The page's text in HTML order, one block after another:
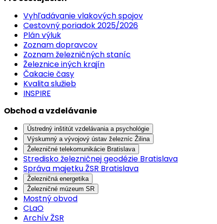
Vyhľadávanie vlakových spojov
Cestovný poriadok 2025/2026
Plán výluk
Zoznam dopravcov
Zoznam železničných staníc
Železnice iných krajín
Čakacie časy
Kvalita služieb
INSPIRE
Obchod a vzdelávanie
Ústredný inštitút vzdelávania a psychológie
Výskumný a vývojový ústav železníc Žilina
Železničné telekomunikácie Bratislava
Stredisko železničnej geodézie Bratislava
Správa majetku ŽSR Bratislava
Železničná energetika
Železničné múzeum SR
Mostný obvod
CLaO
Archív ŽSR